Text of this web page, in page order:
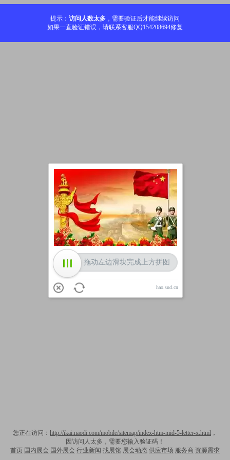
提示： 访问人数太多 ，需要验证后才能继续访问
如果一直验证错误，请联系客服QQ154208694修复
您正在访问： http://ikai.naodi.com/mobile/sitemap/index-htm-mid-5-letter-x.html ，
因访问人太多，需要您输入验证码！
首页 国内展会 国外展会 行业新闻 找展馆 展会动态 供应市场 服务商 资源需求
加载中
拖动左边滑块完成上方拼图
hao.sud.cn